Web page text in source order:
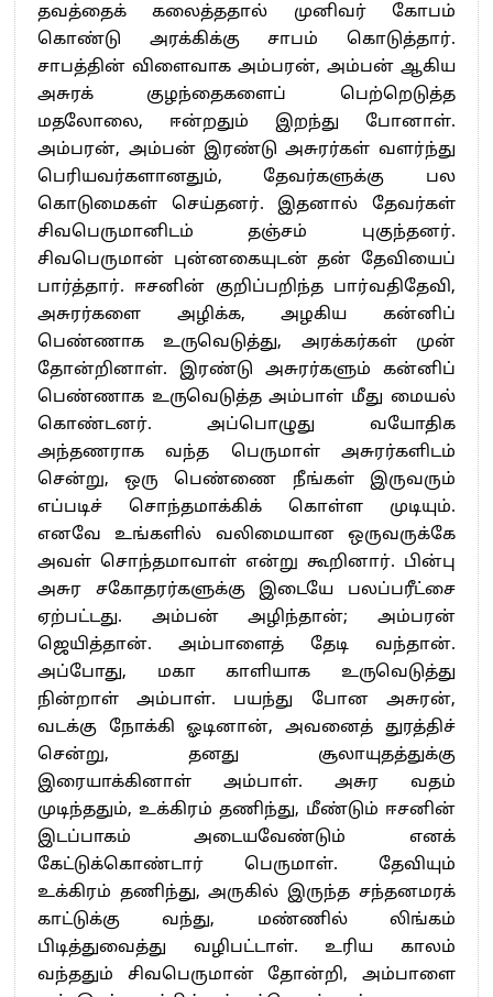
தவத்தைக் கலைத்ததால் முனிவர் கோபம்
கொண்டு அரக்கிக்கு சாபம் கொடுத்தார்.
சாபத்தின் விளைவாக அம்பரன், அம்பன் ஆகிய
அசுரக் குழந்தைகளைப் பெற்றெடுத்த
மதலோலை, ஈன்றதும் இறந்து போனாள்.
அம்பரன், அம்பன் இரண்டு அசுரர்கள் வளர்ந்து
பெரியவர்களானதும், தேவர்களுக்கு பல
கொடுமைகள் செய்தனர். இதனால் தேவர்கள்
சிவபெருமானிடம் தஞ்சம் புகுந்தனர்.
சிவபெருமான் புன்னகையுடன் தன் தேவியைப்
பார்த்தார். ஈசனின் குறிப்பறிந்த பார்வதிதேவி,
அசுரர்களை அழிக்க, அழகிய கன்னிப்
பெண்ணாக உருவெடுத்து, அரக்கர்கள் முன்
தோன்றினாள். இரண்டு அசுரர்களும் கன்னிப்
பெண்ணாக உருவெடுத்த அம்பாள் மீது மையல்
கொண்டனர். அப்பொழுது வயோதிக
அந்தணராக வந்த பெருமாள் அசுரர்களிடம்
சென்று, ஒரு பெண்ணை நீங்கள் இருவரும்
எப்படிச் சொந்தமாக்கிக் கொள்ள முடியும்.
எனவே உங்களில் வலிமையான ஒருவருக்கே
அவள் சொந்தமாவாள் என்று கூறினார். பின்பு
அசுர சகோதரர்களுக்கு இடையே பலப்பரீட்சை
ஏற்பட்டது. அம்பன் அழிந்தான்; அம்பரன்
ஜெயித்தான். அம்பாளைத் தேடி வந்தான்.
அப்போது, மகா காளியாக உருவெடுத்து
நின்றாள் அம்பாள். பயந்து போன அசுரன்,
வடக்கு நோக்கி ஓடினான், அவனைத் துரத்திச்
சென்று, தனது சூலாயுதத்துக்கு
இரையாக்கினாள் அம்பாள். அசுர வதம்
முடிந்ததும், உக்கிரம் தணிந்து, மீண்டும் ஈசனின்
இடப்பாகம் அடையவேண்டும் எனக்
கேட்டுக்கொண்டார் பெருமாள். தேவியும்
உக்கிரம் தணிந்து, அருகில் இருந்த சந்தனமரக்
காட்டுக்கு வந்து, மண்ணில் லிங்கம்
பிடித்துவைத்து வழிபட்டாள். உரிய காலம்
வந்ததும் சிவபெருமான் தோன்றி, அம்பாளை